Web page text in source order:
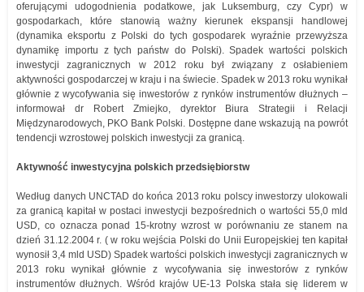
oferującymi udogodnienia podatkowe, jak Luksemburg, czy Cypr) w
gospodarkach, które stanowią ważny kierunek ekspansji handlowej
(dynamika eksportu z Polski do tych gospodarek wyraźnie przewyższa
dynamikę importu z tych państw do Polski). Spadek wartości polskich
inwestycji zagranicznych w 2012 roku był związany z osłabieniem
aktywności gospodarczej w kraju i na świecie. Spadek w 2013 roku wynikał
głównie z wycofywania się inwestorów z rynków instrumentów dłużnych –
informował dr Robert Zmiejko, dyrektor Biura Strategii i Relacji
Międzynarodowych, PKO Bank Polski. Dostępne dane wskazują na powrót
tendencji wzrostowej polskich inwestycji za granicą.
Aktywność inwestycyjna polskich przedsiębiorstw
Według danych UNCTAD do końca 2013 roku polscy inwestorzy ulokowali
za granicą kapitał w postaci inwestycji bezpośrednich o wartości 55,0 mld
USD, co oznacza ponad 15-krotny wzrost w porównaniu ze stanem na
dzień 31.12.2004 r. ( w roku wejścia Polski do Unii Europejskiej ten kapitał
wynosił 3,4 mld USD) Spadek wartości polskich inwestycji zagranicznych w
2013 roku wynikał głównie z wycofywania się inwestorów z rynków
instrumentów dłużnych. Wśród krajów UE-13 Polska stała się liderem w